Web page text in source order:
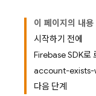
이 페이지의 내용
시작하기 전에
Firebase SDK로
account-
다음 단계